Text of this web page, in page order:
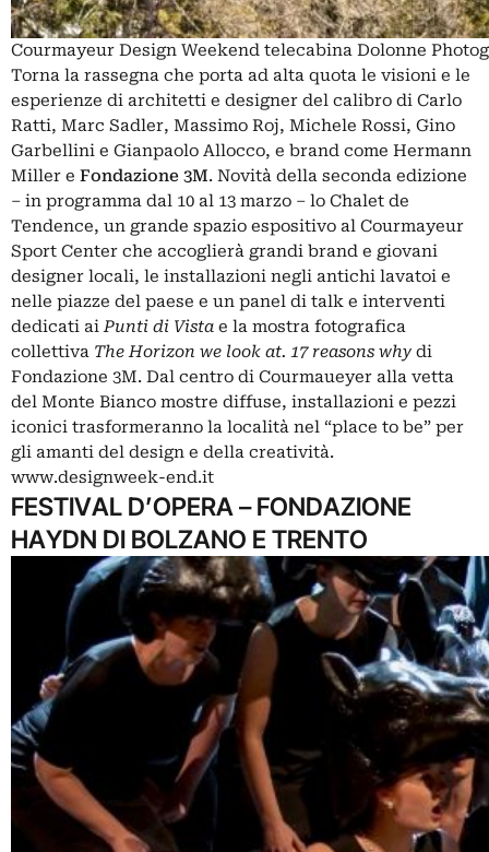
Courmayeur Design Weekend telecabina Dolonne
Torna la rassegna che porta ad alta quota le visioni e le
esperienze di architetti e designer del calibro di Carlo
Ratti, Marc Sadler, Massimo Roj, Michele Rossi, Gino
Garbellini e Gianpaolo Allocco, e brand come Hermann
Miller e Fondazione 3M. Novità della seconda edizione
– in programma dal 10 al 13 marzo – lo Chalet de
Tendence, un grande spazio espositivo al Courmayeur
Sport Center che accoglierà grandi brand e giovani
designer locali, le installazioni negli antichi lavatoi e
nelle piazze del paese e un panel di talk e interventi
dedicati ai Punti di Vista e la mostra fotografica
collettiva The Horizon we look at. 17 reasons why di
Fondazione 3M. Dal centro di Courmaueyer alla vetta
del Monte Bianco mostre diffuse, installazioni e pezzi
iconici trasformeranno la località nel “place to be” per
gli amanti del design e della creatività.
www.designweek-end.it
FESTIVAL D’OPERA – FONDAZIONE
HAYDN DI BOLZANO E TRENTO